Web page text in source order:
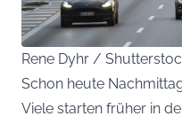
Rene Dyhr /
Schon heute
Viele starten früher in